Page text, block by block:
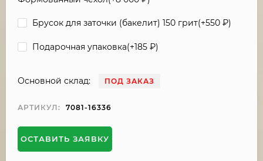
Брусок для заточки (бакелит) 150 грит(+550 ₽)
Подарочная упаковка(+185 ₽)
Основной склад: ПОД ЗАКАЗ
АРТИКУЛ: 7081-16336
ОСТАВИТЬ ЗАЯВКУ